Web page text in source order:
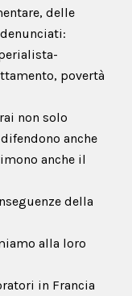
delle
povertà
non solo
anche
anche il
della
alla loro
in Francia